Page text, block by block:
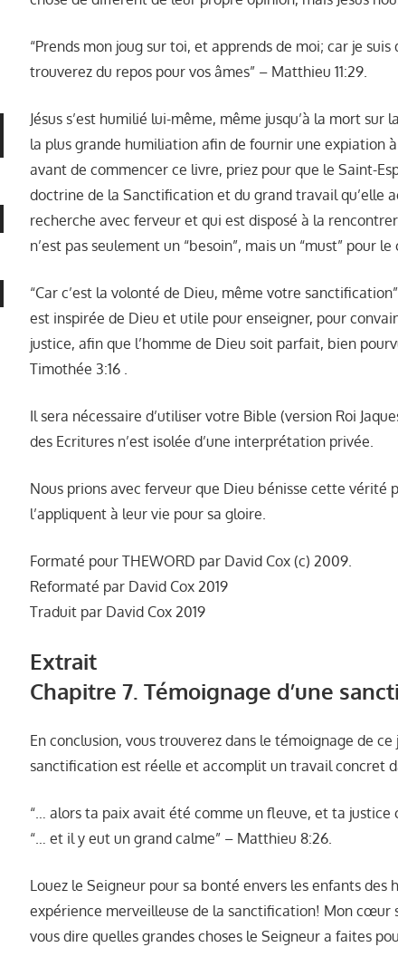
“Prends mon joug sur toi, et apprends de moi; car je
trouverez du repos pour vos âmes” – Matthieu 11:29.
Jésus s’est humilié lui-même, même jusqu’à la mort
la plus grande humiliation afin de fournir une expiation
avant de commencer ce livre, priez pour que le Saint-
doctrine de la Sanctification et du grand travail qu’elle
recherche avec ferveur et qui est disposé à la
n’est pas seulement un “besoin”, mais un “must” pour
“Car c’est la volonté de Dieu, même votre
est inspirée de Dieu et utile pour enseigner, pour
justice, afin que l’homme de Dieu soit parfait, bien
Timothée 3:16 .
Il sera nécessaire d’utiliser votre Bible (version Roi
des Ecritures n’est isolée d’une interprétation privée.
Nous prions avec ferveur que Dieu bénisse cette vérité
l’appliquent à leur vie pour sa gloire.
Formaté pour THEWORD par David Cox (c) 2009.
Reformaté par David Cox 2019
Traduit par David Cox 2019
Extrait
Chapitre 7. Témoignage d’une
En conclusion, vous trouverez dans le témoignage de
sanctification est réelle et accomplit un travail concret
“… alors ta paix avait été comme un fleuve, et ta justice
“… et il y eut un grand calme” – Matthieu 8:26.
Louez le Seigneur pour sa bonté envers les enfants des
expérience merveilleuse de la sanctification! Mon cœur
vous dire quelles grandes choses le Seigneur a faites